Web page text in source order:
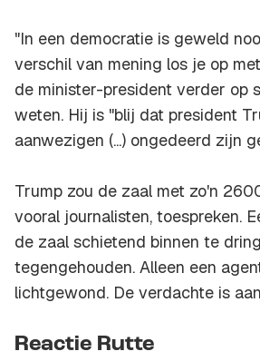
"In een democratie is geweld
verschil van mening los je op
de minister-president verder op
weten. Hij is "blij dat president
aanwezigen (...) ongedeerd zijn
Trump zou de zaal met zo'n
vooral journalisten, toespreken.
de zaal schietend binnen te
tegengehouden. Alleen een
lichtgewond. De verdachte is
Reactie Rutte